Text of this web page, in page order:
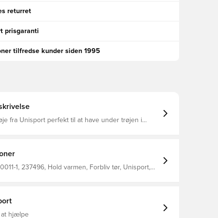
returret
prisgaranti
tilfredse kunder siden 1995
fra Unisport perfekt til at have under trøjen i
og 8% elastan.
1, 237496, Hold varmen, Forbliv tør, Unisport,
at hjælpe